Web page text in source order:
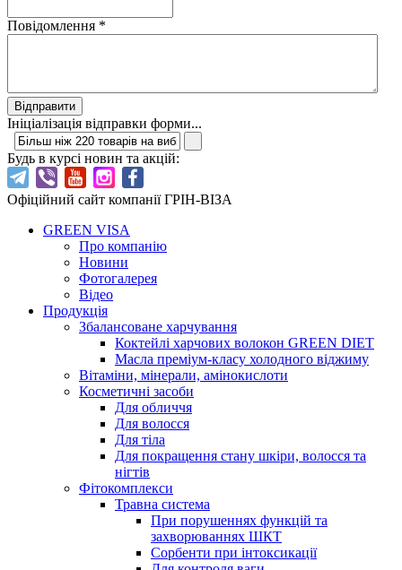
Повідомлення *
Відправити
Ініціалізація відправки форми...
Будь в курсі новин та акцій:
Офіційний сайт компанії ГРІН-ВІЗА
GREEN VISA
Про компанію
Новини
Фотогалерея
Відео
Продукція
Збалансоване харчування
Коктейлі харчових волокон GREEN DIET
Масла преміум-класу холодного віджиму
Вітаміни, мінерали, амінокислоти
Косметичні засоби
Для обличчя
Для волосся
Для тіла
Для покращення стану шкіри, волосся та
нігтів
Фітокомплекси
Травна система
При порушеннях функцій та
захворюваннях ШКТ
Сорбенти при інтоксикації